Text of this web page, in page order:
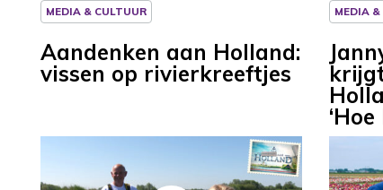
MEDIA & CULTUUR
Aandenken aan Holland:
vissen op rivierkreeftjes
MEDIA